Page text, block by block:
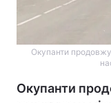
Окупанти
Окупанти